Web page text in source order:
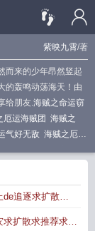
紫映九霄/著
而来的少年昂然竖起
的轰鸣动荡海天！由
给朋友.海贼之命运窃
厄运海贼团 海贼之
气好无敌 海贼之厄运
追逐求扩散求
扩散求推荐求收